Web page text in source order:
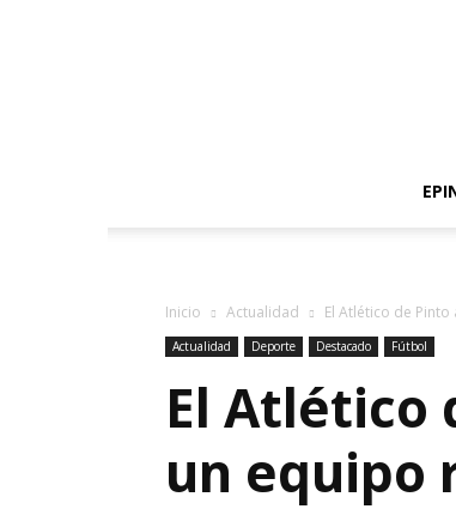
Inicio Actualidad El Atlético de
Actualidad Deporte Destacado Fútbol
El Atlético
un equipo